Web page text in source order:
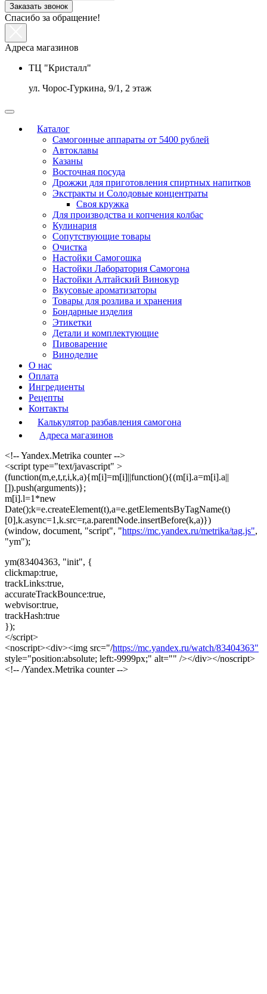
Заказать звонок
Спасибо за обращение!
Адреса магазинов
ТЦ "Кристалл"
ул. Чорос-Гуркина, 9/1, 2 этаж
Каталог
Самогонные аппараты от 5400 рублей
Автоклавы
Казаны
Восточная посуда
Дрожжи для приготовления спиртных напитков
Экстракты и Солодовые концентраты
Своя кружка
Для производства и копчения колбас
Кулинария
Сопутствующие товары
Очистка
Настойки Самогошка
Настойки Лаборатория Самогона
Настойки Алтайский Винокур
Вкусовые ароматизаторы
Товары для розлива и хранения
Бондарные изделия
Этикетки
Детали и комплектующие
Пивоварение
Виноделие
О нас
Оплата
Ингредиенты
Рецепты
Контакты
Калькулятор разбавления самогона
Адреса магазинов
<!-- Yandex.Metrika counter -->
<script type="text/javascript" >
(function(m,e,t,r,i,k,a){m[i]=m[i]||function(){(m[i].a=m[i].a||
[]).push(arguments)};
m[i].l=1*new
Date();k=e.createElement(t),a=e.getElementsByTagName(t)
[0],k.async=1,k.src=r,a.parentNode.insertBefore(k,a)})
(window, document, "script", "https://mc.yandex.ru/metrika/tag.js",
"ym");
ym(83404363, "init", {
clickmap:true,
trackLinks:true,
accurateTrackBounce:true,
webvisor:true,
trackHash:true
});
</script>
<noscript><div><img src="/https://mc.yandex.ru/watch/83404363"
style="position:absolute; left:-9999px;" alt="" /></div></noscript>
<!-- /Yandex.Metrika counter -->